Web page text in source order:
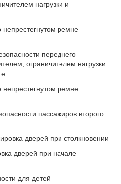
нагрузки и
ремне
переднего
ограничителем нагрузки
ремне
пассажиров второго
дверей при столкновении
дверей при начале
для детей